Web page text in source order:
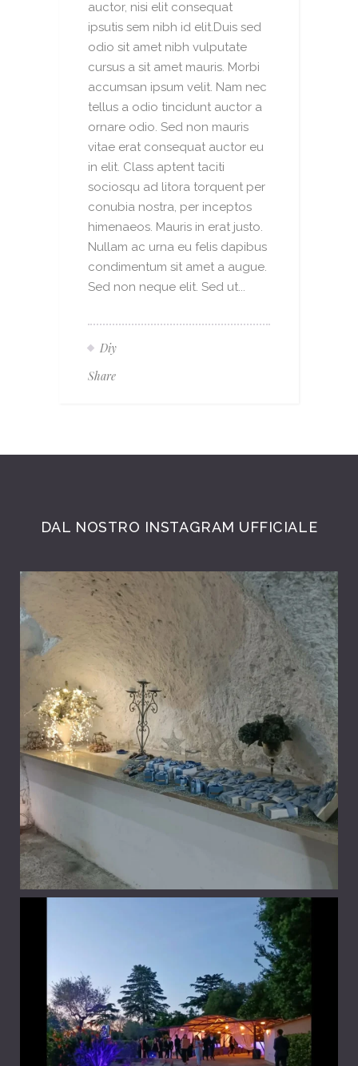
auctor, nisi elit consequat
ipsutis sem nibh id elit.Duis sed
odio sit amet nibh vulputate
cursus a sit amet mauris. Morbi
accumsan ipsum velit. Nam nec
tellus a odio tincidunt auctor a
ornare odio. Sed non mauris
vitae erat consequat auctor eu
in elit. Class aptent taciti
sociosqu ad litora torquent per
conubia nostra, per inceptos
himenaeos. Mauris in erat justo.
Nullam ac urna eu felis dapibus
condimentum sit amet a augue.
Sed non neque elit. Sed ut...
Diy
Share
DAL NOSTRO INSTAGRAM UFFICIALE